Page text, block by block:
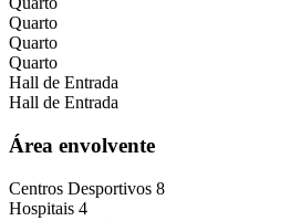
Quarto
Quarto
Quarto
Hall de Entrada
Hall de Entrada
Área envolvente
Centros Desportivos 8
Hospitais 4